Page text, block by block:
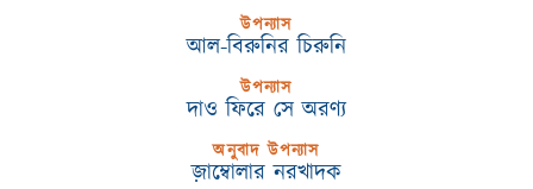
উপন্যাস
আল-বিরুনির চিরুনি
উপন্যাস
দাও ফিরে সে অরণ্য
অনুবাদ উপন্যাস
জ়াম্বোলার নরখাদক